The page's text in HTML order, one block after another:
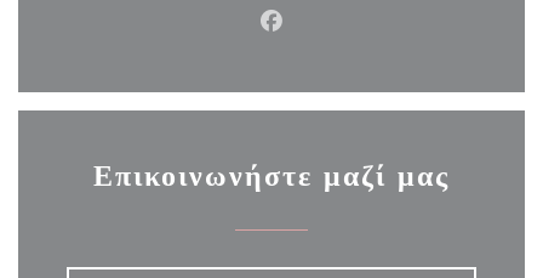
Facebook ((ανοίγει σε νέο
Επικοινωνήστε μαζί μας